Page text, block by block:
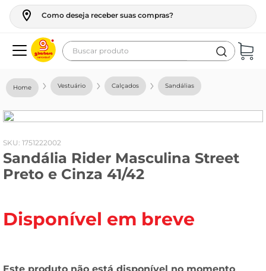
Como deseja receber suas compras?
Buscar produto
Vestuário Calçados Sandálias
: 1751222002
Sandália Rider Masculina Street
Preto e Cinza 41/42
Disponível em breve
geladeira
fogao
café
cerveja
vinho